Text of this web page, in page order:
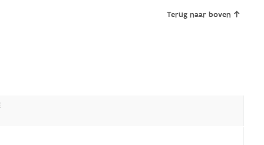
Terug naar boven